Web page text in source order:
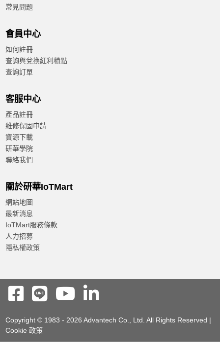
常見問題
會員中心
如何註冊
查詢與兌換紅利積點
查詢訂單
客服中心
產品註冊
維修保固申請
資源下載
研華學院
聯絡我們
關於研華IoTMart
網站地圖
最新消息
IoTMart服務條款
人力招募
隱私權政策
Copyright © 1983 - 2026 Advantech Co., Ltd. All Rights Reserved |
Cookie 政策